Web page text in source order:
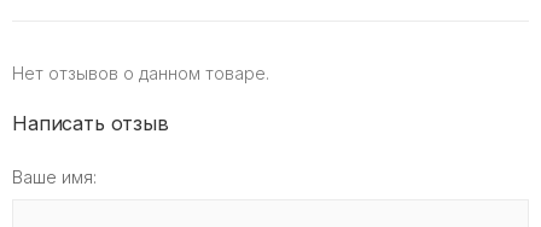
Нет отзывов о данном товаре.
Написать отзыв
Ваше имя: